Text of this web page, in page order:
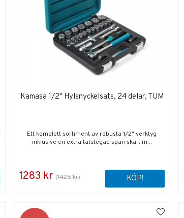
Kamasa 1/2" Hylsnyckelsats, 24 delar, TUM
Ett komplett sortiment av robusta 1/2" verktyg
inklusive en extra tätstegad spärrskaft m...
1283 kr (1425 kr) KÖP!